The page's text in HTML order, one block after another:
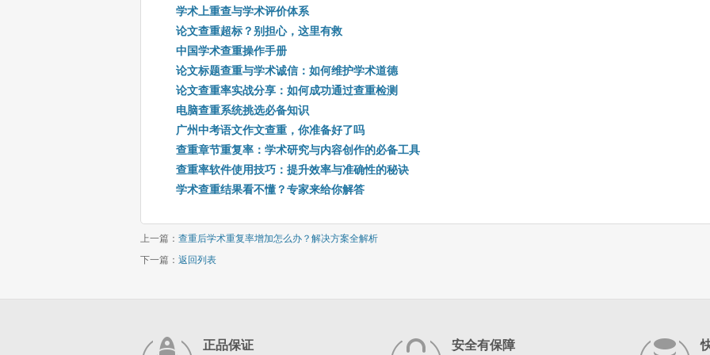
学术上重查与学术评价体系
论文查重超标？别担心，这里有救
中国学术查重操作手册
论文标题查重与学术诚信：如何维护学术道德
论文查重率实战分享：如何成功通过查重检测
电脑查重系统挑选必备知识
广州中考语文作文查重，你准备好了吗
查重章节重复率：学术研究与内容创作的必备工具
查重率软件使用技巧：提升效率与准确性的秘诀
学术查重结果看不懂？专家来给你解答
上一篇： 查重后学术重复率增加怎么办？解决方案全解析
下一篇： 返回列表
正品保证 安全有保障